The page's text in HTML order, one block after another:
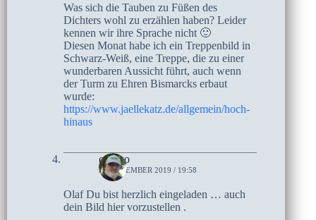
Was sich die Tauben zu Füßen des
Dichters wohl zu erzählen haben? Leider
kennen wir ihre Sprache nicht 🙂
Diesen Monat habe ich ein Treppenbild in
Schwarz-Weiß, eine Treppe, die zu einer
wunderbaren Aussicht führt, auch wenn
der Turm zu Ehren Bismarcks erbaut
wurde:
https://www.jaellekatz.de/allgemein/hoch-
hinaus
czoczo
3. SEPTEMBER 2019 / 19:58
Olaf Du bist herzlich eingeladen … auch
dein Bild hier vorzustellen .